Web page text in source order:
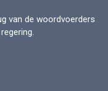
van de woordvoerders